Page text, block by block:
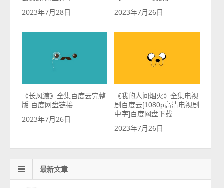
2023年7月28日 2023年7月26日
《长风渡》全集百度云完整
版 百度网盘链接
2023年7月26日
《我的人间烟火》全集电视
剧百度云[1080p高清电视剧
中字]百度网盘下载
2023年7月26日
最新文章